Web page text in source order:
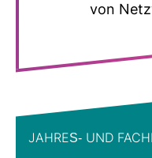
von
JAHRES-​ UND